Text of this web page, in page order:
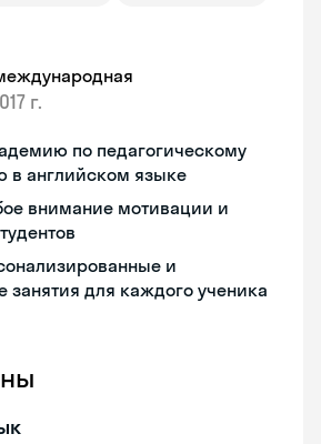
г.
по педагогическому
в английском языке
внимание мотивации и
и
занятия для каждого ученика